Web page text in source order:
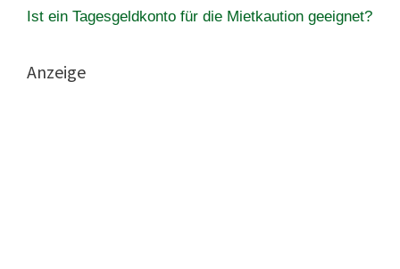
Ist ein Tagesgeldkonto für die Mietkaution geeignet?
Anzeige